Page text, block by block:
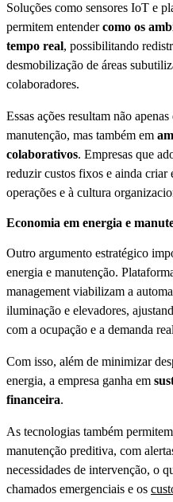
Soluções como sensores IoT e
permitem entendercomo os
tempo real, possibilitando
desmobilização de áreas
colaboradores.
Essas ações resultam não
manutenção, mas também em
colaborativos. Empresas que
reduzir custos fixos e ainda criar
operações e à cultura
Economia em energia e
Outro argumento estratégico
energia e manutenção.
management viabilizam a
iluminação e elevadores,
com a ocupação e a demanda
Com isso, além de minimizar
energia, a empresa ganha em
financeira.
As tecnologias também
manutenção preditiva, com
necessidades de intervenção, o
chamados emergenciais e os